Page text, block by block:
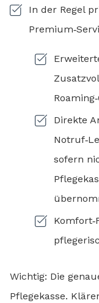
In der Regel
Direkte
sofern
Wichtig: Die
Pflegekasse.